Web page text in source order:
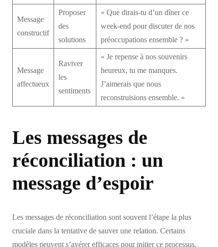
Message
constructif
Proposer
des
solutions
« Que dirais-tu d’un dîner ce
week-end pour discuter de nos
préoccupations ensemble ? »
Message
affectueux
Raviver
les
sentiments
« Je repense à nos souvenirs
heureux, tu me manques.
J’aimerais que nous
reconstruisions ensemble. »
Les messages de
réconciliation : un
message d’espoir
Les messages de réconciliation sont souvent l’étape la plus
cruciale dans la tentative de sauver une relation. Certains
modèles peuvent s’avérer efficaces pour initier ce processus.